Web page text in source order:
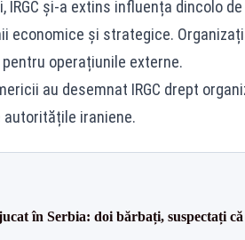
IRGC și-a extins influența dincolo
economice și strategice.
operațiunile externe.
au desemnat IRGC drept
autoritățile iraniene.
în Serbia: doi bărbați, suspectați